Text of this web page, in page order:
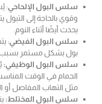
سلس البول الإلحاحي:
وقوي بالحاجة إلى التبول
يحدث أيضًا أثناء النوم.
سلس البول الفيضي:
بول بشكل مستمر بسبب
سلس البول الوظيفي:
الحمام في الوقت
مثل التهاب المفاصل أو
سلس البول المختلط: